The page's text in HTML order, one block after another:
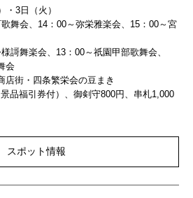
・3日（火）
舞会、14：00～弥栄雅楽会、15：00～宮
謌舞楽会、13：00～祇園甲部歌舞会、
会
店街・四条繁栄会の豆まき
品福引券付）、御剣守800円、串札1,000
スポット情報